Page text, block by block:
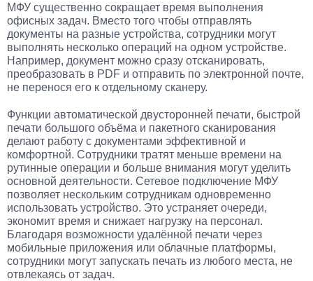
МФУ существенно сокращает время выполнения
офисных задач. Вместо того чтобы отправлять
документы на разные устройства, сотрудники могут
выполнять несколько операций на одном устройстве.
Например, документ можно сразу отсканировать,
преобразовать в PDF и отправить по электронной почте,
не перенося его к отдельному сканеру.
Функции автоматической двусторонней печати, быстрой
печати большого объёма и пакетного сканирования
делают работу с документами эффективной и
комфортной. Сотрудники тратят меньше времени на
рутинные операции и больше внимания могут уделить
основной деятельности. Сетевое подключение МФУ
позволяет нескольким сотрудникам одновременно
использовать устройство. Это устраняет очереди,
экономит время и снижает нагрузку на персонал.
Благодаря возможности удалённой печати через
мобильные приложения или облачные платформы,
сотрудники могут запускать печать из любого места, не
отвлекаясь от задач.